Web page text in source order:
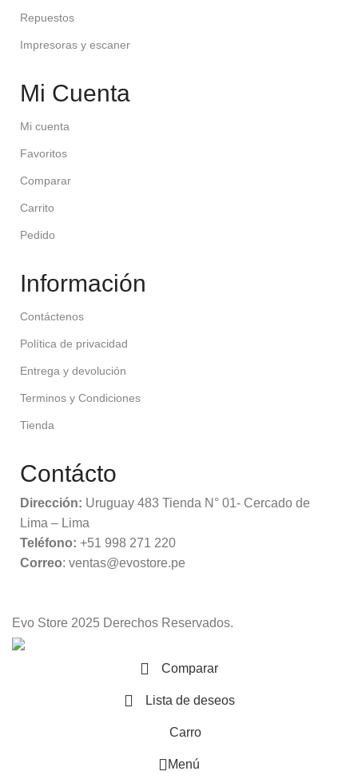
Repuestos
Impresoras y escaner
Mi Cuenta
Mi cuenta
Favoritos
Comparar
Carrito
Pedido
Información
Contáctenos
Política de privacidad
Entrega y devolución
Terminos y Condiciones
Tienda
Contácto
Dirección: Uruguay 483 Tienda N° 01- Cercado de
Lima – Lima
Teléfono: +51 998 271 220
Correo: ventas@evostore.pe
Evo Store 2025 Derechos Reservados.
Comparar
Lista de deseos
Carro
Menú